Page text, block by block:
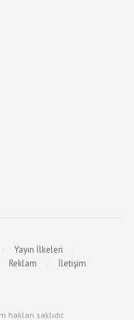
Yayın İlkeleri
Reklam İletişim
hakları saklıdır.